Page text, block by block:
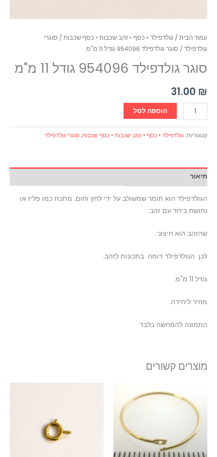
עמוד הבית / גולדפילד • כסף • זהב שכבות • כסף שכבות / סוגרי
גולדפילד / סוגר גולדפילד 954096 גודל 11 מ"מ
סוגר גולדפילד 954096 גודל 11 מ"מ
31.00 ₪
הוספה לסל
קטגוריות: גולדפילד • כסף • זהב שכבות • כסף שכבות,סוגרי גולדפילד
תיאור
הגולדפילד הוא חומר שמשולב על ידי לחץ וחום. מתכת כמו פליז או
נחושת ביחד עם זהב.
שהזהב הוא חיצוני.
לכן הגולדפילד דומה בתכונות לזהב.
גודל 11 מ"מ
מחיר ליחידה.
התמונה להמחשה בלבד
מוצרים קשורים